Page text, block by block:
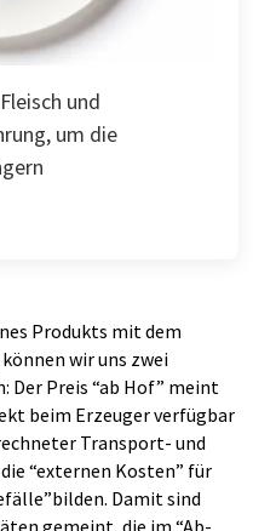
und
um die
Produkts mit dem
wir uns zwei
Der Preis “ab Hof” meint
beim Erzeuger verfügbar
Transport- und
“externen Kosten” für
Damit sind